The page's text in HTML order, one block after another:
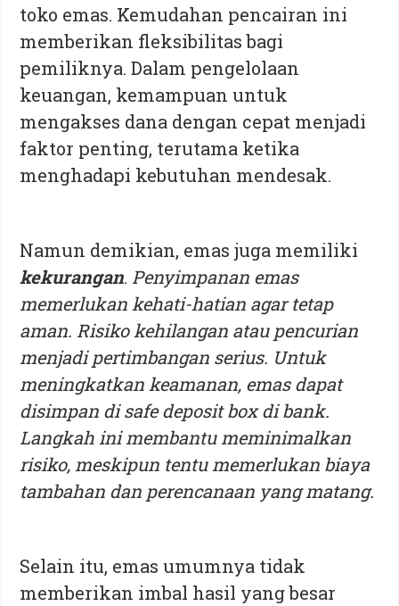
toko emas. Kemudahan pencairan ini
memberikan fleksibilitas bagi
pemiliknya. Dalam pengelolaan
keuangan, kemampuan untuk
mengakses dana dengan cepat menjadi
faktor penting, terutama ketika
menghadapi kebutuhan mendesak.
Namun demikian, emas juga memiliki
kekurangan. Penyimpanan emas
memerlukan kehati-hatian agar tetap
aman. Risiko kehilangan atau pencurian
menjadi pertimbangan serius. Untuk
meningkatkan keamanan, emas dapat
disimpan di safe deposit box di bank.
Langkah ini membantu meminimalkan
risiko, meskipun tentu memerlukan biaya
tambahan dan perencanaan yang matang.
Selain itu, emas umumnya tidak
memberikan imbal hasil yang besar